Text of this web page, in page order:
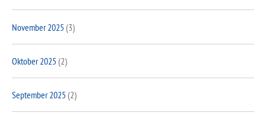
November 2025 (3)
Oktober 2025 (2)
September 2025 (2)